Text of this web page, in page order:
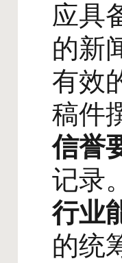
应具
的新
有效
稿件
信誉
记录
行业
的统